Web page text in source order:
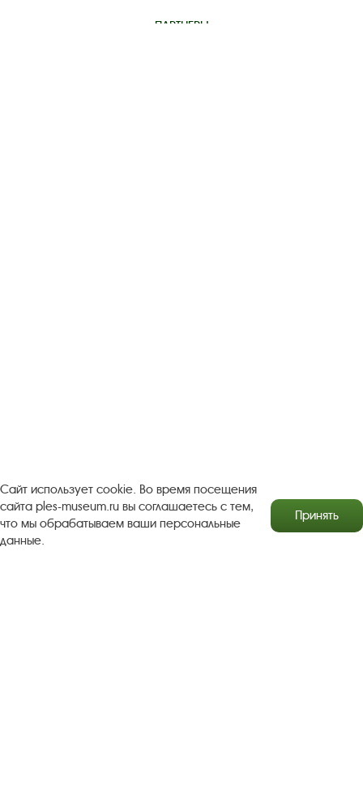
ПАРТНЕРЫ
Турфирмам Документы
Антикоррупционная деятельность
Сайт использует cookie. Во время посещения
сайта ples-museum.ru вы соглашаетесь с тем,
что мы обрабатываем ваши персональные
данные.
Принять